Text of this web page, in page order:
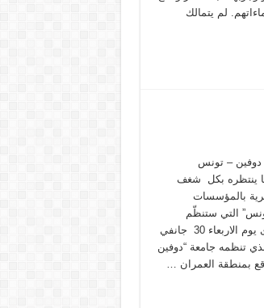
لم يتمالك
دوفين – تونس
ينتظره بكل شغف
بالمؤسسات
التي ستنظّم
النسخة الرابعة من هذا المنتدى يوم الاربعاء 30 جانفي
الذي تنظمه جامعة “دوفين
بمنطقة العمران …